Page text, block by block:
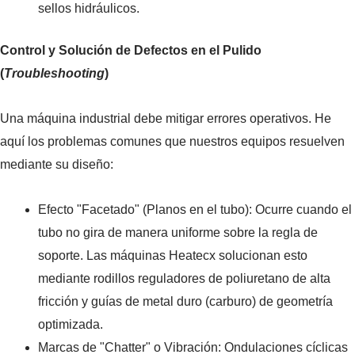
sellos hidráulicos.
Control y Solución de Defectos en el Pulido
(Troubleshooting)
Una máquina industrial debe mitigar errores operativos. He
aquí los problemas comunes que nuestros equipos resuelven
mediante su diseño:
Efecto "Facetado" (Planos en el tubo): Ocurre cuando el
tubo no gira de manera uniforme sobre la regla de
soporte. Las máquinas Heatecx solucionan esto
mediante rodillos reguladores de poliuretano de alta
fricción y guías de metal duro (carburo) de geometría
optimizada.
Marcas de "Chatter" o Vibración: Ondulaciones cíclicas